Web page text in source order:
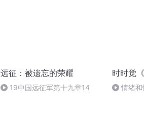
远征：被遗忘的荣耀
19中国远征军第十九章14
时时觉
情绪